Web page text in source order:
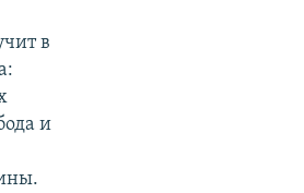
в
и